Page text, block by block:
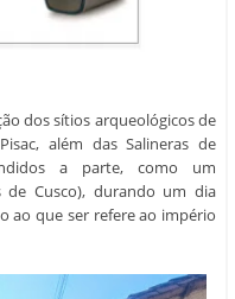
dos sítios arqueológicos de
além das Salineras de
a parte, como um
de Cusco), durando um dia
ao que ser refere ao império